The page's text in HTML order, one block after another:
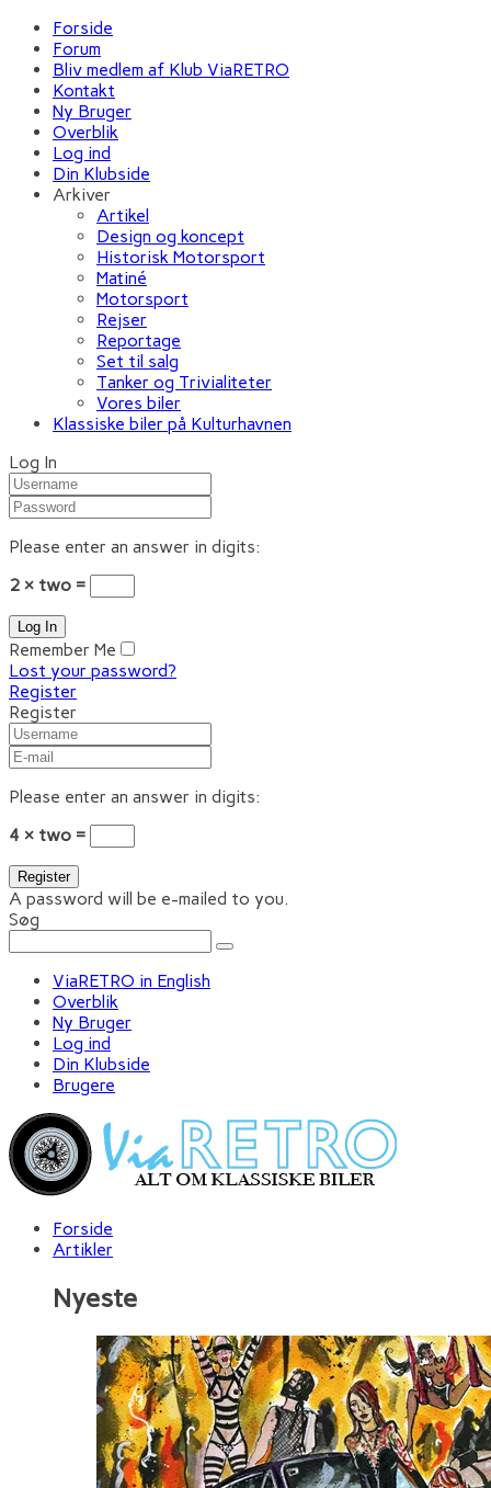
Forside
Forum
Bliv medlem af Klub ViaRETRO
Kontakt
Ny Bruger
Overblik
Log ind
Din Klubside
Arkiver
Artikel
Design og koncept
Historisk Motorsport
Matiné
Motorsport
Rejser
Reportage
Set til salg
Tanker og Trivialiteter
Vores biler
Klassiske biler på Kulturhavnen
Log In
Please enter an answer in digits:
2 × two =
Remember Me
Lost your password?
Register
Register
Please enter an answer in digits:
4 × two =
A password will be e-mailed to you.
Søg
ViaRETRO in English
Overblik
Ny Bruger
Log ind
Din Klubside
Brugere
Forside
Artikler
Nyeste